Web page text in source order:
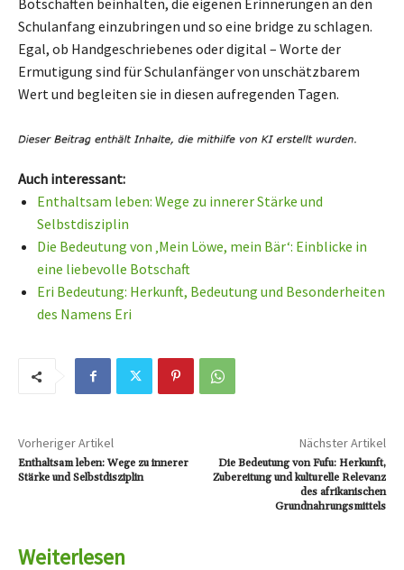
Schulanfang einzubringen und so eine bridge zu schlagen.
Egal, ob Handgeschriebenes oder digital – Worte der
Ermutigung sind für Schulanfänger von unschätzbarem
Wert und begleiten sie in diesen aufregenden Tagen.
Auch interessant:
Enthaltsam leben: Wege zu innerer Stärke und
Selbstdisziplin
Die Bedeutung von ‚Mein Löwe, mein Bär‘: Einblicke in
eine liebevolle Botschaft
Eri Bedeutung: Herkunft, Bedeutung und Besonderheiten
des Namens Eri
Vorheriger Artikel
Enthaltsam leben: Wege zu innerer
Stärke und Selbstdisziplin
Nächster Artikel
Die Bedeutung von Fufu: Herkunft,
Zubereitung und kulturelle Relevanz
des afrikanischen
Grundnahrungsmittels
Weiterlesen